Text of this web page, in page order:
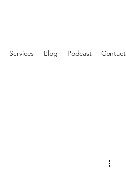
Services Blog Podcast Contact